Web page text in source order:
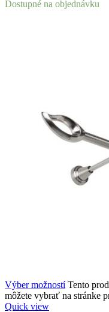
Dostupné na objednávku
Výber možností Tento
môžete vybrať na stránke
Quick view